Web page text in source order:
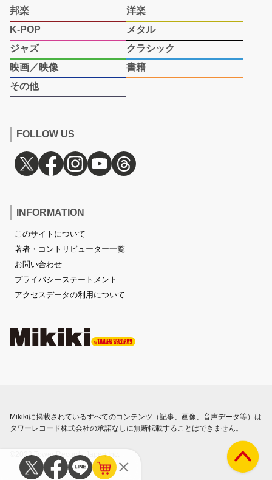
邦楽
洋楽
K-POP
メタル
ジャズ
クラシック
映画／映像
書籍
その他
FOLLOW US
INFORMATION
このサイトについて
著者・コントリビューター一覧
お問い合わせ
プライバシーステートメント
アクセスデータの利用について
Mikikiに掲載されているすべてのコンテンツ（記事、画像、音声データ等）は
タワーレコード株式会社の承諾なしに無断転載することはできません。
©2023 Tower Records Japan Inc.